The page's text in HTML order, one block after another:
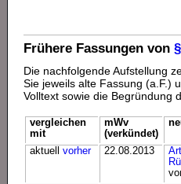
Frühere Fassungen von
Die nachfolgende Aufstellung
Sie jeweils alte Fassung (a.F.)
Volltext sowie die Begründung
vergleichen
mit
mWv
(verkündet)
aktuell vorher 22.08.2013